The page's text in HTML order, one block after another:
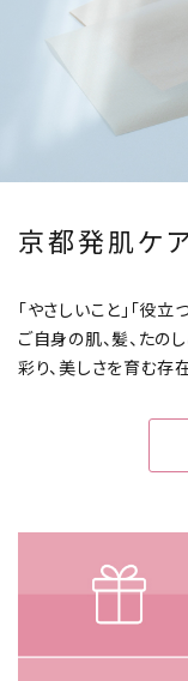
京都発肌ケア
「やさしいこと」「役立
ご自身の肌、髪、たの
彩り、美しさを育む存